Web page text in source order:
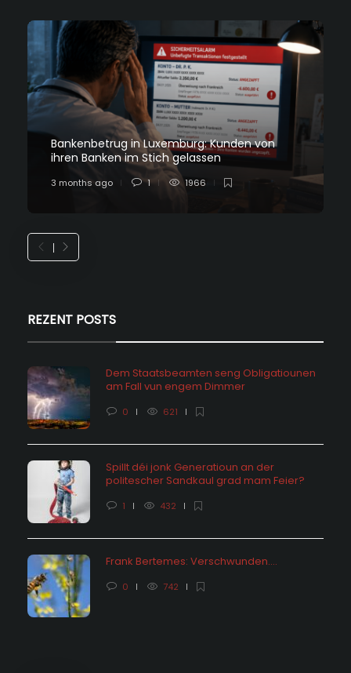
Bankenbetrug in Luxemburg: Kunden von
ihren Banken im Stich gelassen
3 months ago 1 1966
REZENT POSTS
Dem Staatsbeamten seng Obligatiounen
am Fall vun engem Dimmer
0 621
Spillt déi jonk Generatioun an der
politescher Sandkaul grad mam Feier?
1 432
Frank Bertemes: Verschwunden….
0 742